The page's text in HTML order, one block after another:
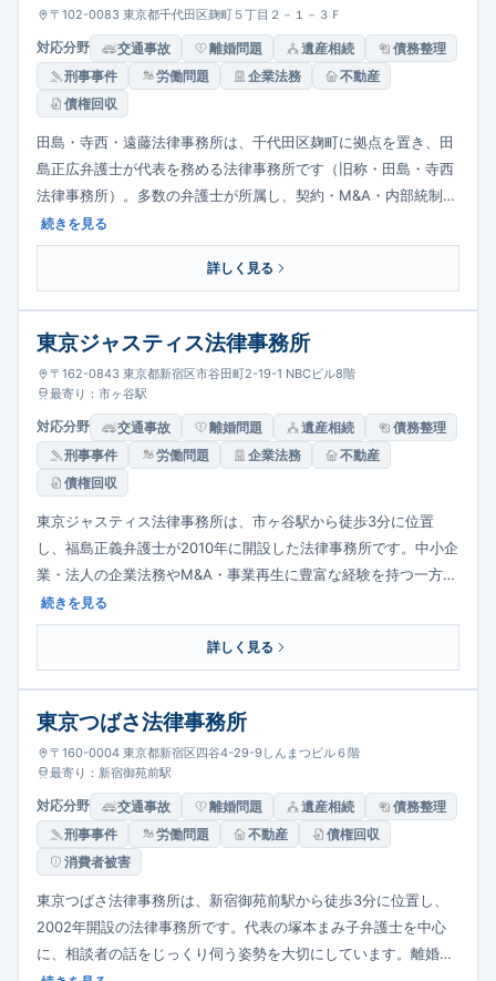
〒102-0083 東京都千代田区麹町５丁目２－１－３Ｆ
対応分野 交通事故 離婚問題 遺産相続
債務整理
刑事事件
労働問題 企業法務
不動産
債権回収
田島・寺西・遠藤法律事務所は、千代田区麹町に拠点を置き、田
島正広弁護士が代表を務める法律事務所です（旧称・田島・寺西
法律事務所）。多数の弁護士が所属し、契約・M&A・内部統制な
ど企業法務に豊富な実績を持つ一方、離婚・相続といった個人の
家事案件にも対応。チーム体制で個人から企業まで幅広い課題に
続きを見る
詳しく見る
東京ジャスティス法律事務所
〒162-0843 東京都新宿区市谷田町2-19-1 NBCビル8階
最寄り：市ヶ谷駅
対応分野 交通事故 離婚問題 遺産相続
債務整理
刑事事件
労働問題 企業法務
不動産
債権回収
東京ジャスティス法律事務所は、市ヶ谷駅から徒歩3分に位置
し、福島正義弁護士が2010年に開設した法律事務所です。中小企
業・法人の企業法務やM&A・事業再生に豊富な経験を持つ一方、
相続財産管理・後見など個人の財産管理にも強みがあります。離
婚・相続、交通事故、債務整理、刑事まで幅広く対応し、費用の
明朗化を徹底しています。
続きを見る
詳しく見る
東京つばさ法律事務所
〒160-0004 東京都新宿区四谷4-29-9しんまつビル６階
最寄り：新宿御苑前駅
対応分野 交通事故 離婚問題 遺産相続
債務整理
刑事事件
労働問題 不動産
債権回収
消費者被害
東京つばさ法律事務所は、新宿御苑前駅から徒歩3分に位置し、
2002年開設の法律事務所です。代表の塚本まみ子弁護士を中心
に、相談者の話をじっくり伺う姿勢を大切にしています。離婚・